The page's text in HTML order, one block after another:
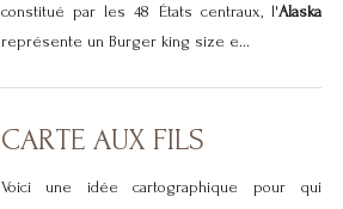
constitué par les 48 États centraux, l'Alaska
représente un Burger king size e...
CARTE AUX FILS
Voici une idée cartographique pour qui